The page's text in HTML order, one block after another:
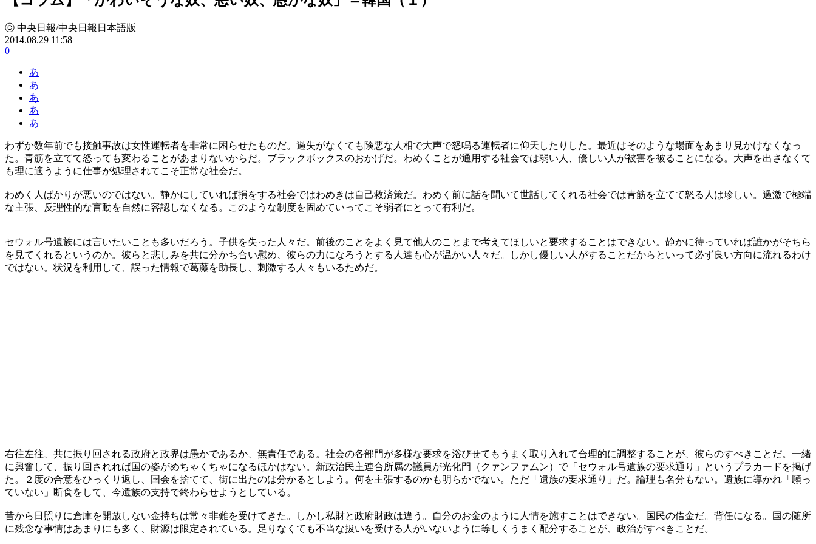
ⓒ 中央日報/中央日報日本語版
2014.08.29 11:58
0
あ
あ
あ
あ
あ
わずか数年前でも接触事故は女性運転者を非常に困らせたものだ。過失がなくても険悪な人相で大声で怒鳴る運転者に仰天したりした。最近はそのような場面をあまり見かけなくなっ
た。青筋を立てて怒っても変わることがあまりないからだ。ブラックボックスのおかげだ。わめくことが通用する社会では弱い人、優しい人が被害を被ることになる。大声を出さなくて
も理に適うように仕事が処理されてこそ正常な社会だ。
わめく人ばかりが悪いのではない。静かにしていれば損をする社会ではわめきは自己救済策だ。わめく前に話を聞いて世話してくれる社会では青筋を立てて怒る人は珍しい。過激で極端
な主張、反理性的な言動を自然に容認しなくなる。このような制度を固めていってこそ弱者にとって有利だ。
セウォル号遺族には言いたいことも多いだろう。子供を失った人々だ。前後のことをよく見て他人のことまで考えてほしいと要求することはできない。静かに待っていれば誰かがそちら
を見てくれるというのか。彼らと悲しみを共に分かち合い慰め、彼らの力になろうとする人達も心が温かい人々だ。しかし優しい人がすることだからといって必ず良い方向に流れるわけ
ではない。状況を利用して、誤った情報で葛藤を助長し、刺激する人々もいるためだ。
右往左往、共に振り回される政府と政界は愚かであるか、無責任である。社会の各部門が多様な要求を浴びせてもうまく取り入れて合理的に調整することが、彼らのすべきことだ。一緒
に興奮して、振り回されれば国の姿がめちゃくちゃになるほかはない。新政治民主連合所属の議員が光化門（クァンファムン）で「セウォル号遺族の要求通り」というプラカードを掲げ
た。２度の合意をひっくり返し、国会を捨てて、街に出たのは分かるとしよう。何を主張するのかも明らかでない。ただ「遺族の要求通り」だ。論理も名分もない。遺族に導かれ「願っ
ていない」断食をして、今遺族の支持で終わらせようとしている。
昔から日照りに倉庫を開放しない金持ちは常々非難を受けてきた。しかし私財と政府財政は違う。自分のお金のように人情を施すことはできない。国民の借金だ。背任になる。国の随所
に残念な事情はあまりにも多く、財源は限定されている。足りなくても不当な扱いを受ける人がいないように等しくうまく配分することが、政治がすべきことだ。